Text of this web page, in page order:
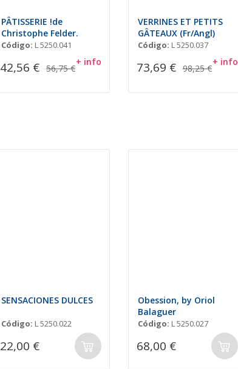
PÂTISSERIE !de
Christophe Felder.
Código: L 5250.041
42,56 € 56,75 €
+ info
VERRINES ET PETITS
GÂTEAUX (Fr/Angl)
Código: L 5250.037
73,69 € 98,25 €
+ info
SENSACIONES DULCES
Código: L 5250.022
22,00 €
Obession, by Oriol
Balaguer
Código: L 5250.027
68,00 €